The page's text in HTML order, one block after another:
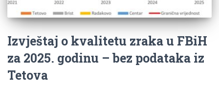
Izvještaj o kvalitetu zraka u FBiH
za 2025. godinu – bez podataka iz
Tetova